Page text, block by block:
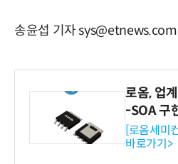
송윤섭 기자 sys@etnews.com
로옴, 업
-SOA 구
ET 개발
[로옴세미
바로가기>